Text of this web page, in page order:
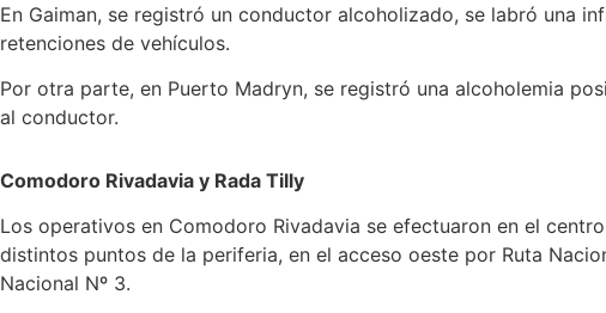
En Gaiman, se registró un conductor alcoholizado, se labró una
retenciones de vehículos.
Por otra parte, en Puerto Madryn, se registró una alcoholemia
al conductor.
Comodoro Rivadavia y Rada Tilly
Los operativos en Comodoro Rivadavia se efectuaron en el
distintos puntos de la periferia, en el acceso oeste por Ruta
Nacional Nº 3.